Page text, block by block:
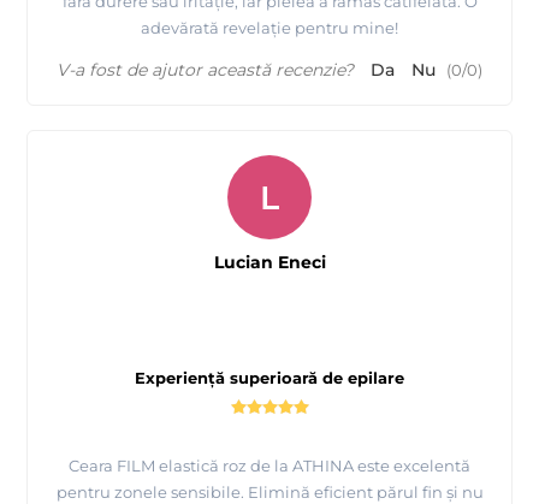
adevărată revelație pentru mine!
V-a fost de ajutor această recenzie? Da Nu (0/0)
Experiență superioară de epilare
Ceara FILM elastică roz de la ATHINA este excelentă
pentru zonele sensibile. Elimină eficient părul fin și nu
L
Lucian Eneci